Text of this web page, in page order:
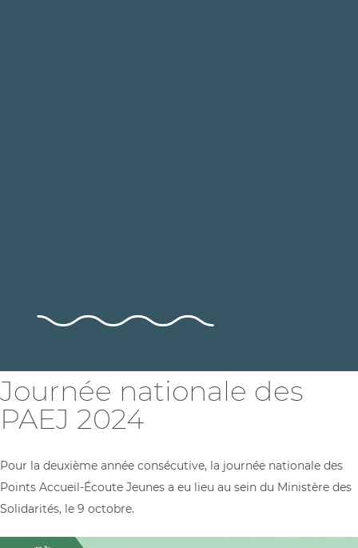
Journée nationale des
PAEJ 2024
Pour la deuxième année consécutive, la journée nationale des
Points Accueil-Écoute Jeunes a eu lieu au sein du Ministère des
Solidarités, le 9 octobre.